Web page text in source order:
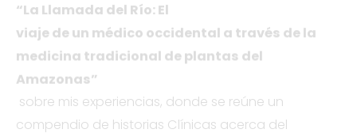
“La Llamada del Río: El
viaje de un médico occidental a través de la
medicina tradicional de plantas del
Amazonas”
sobre mis experiencias, donde se reúne un
compendio de historias Clínicas acerca del